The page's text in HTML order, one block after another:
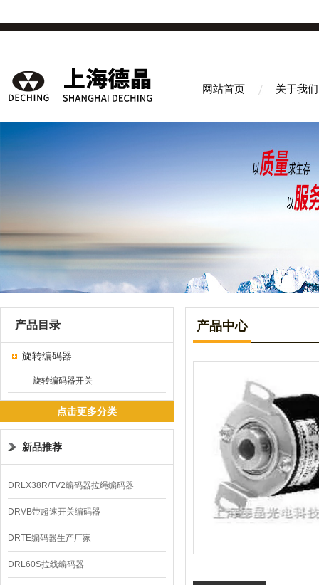
网站首页 关于我们
产品目录
旋转编码器
旋转编码器开关
点击更多分类
新品推荐
DRLX38R/TV2编码器拉绳编码器
DRVB带超速开关编码器
DRTE编码器生产厂家
DRL60S拉线编码器
产品中心